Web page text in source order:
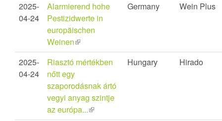
2025-
04-24
Alarmierend hohe
Pestizidwerte in
europäischen
Weinen(link
is
external)
Germany Wein Plus
2025-
04-24
Riasztó mértékben
nőtt egy
szaporodásnak ártó
vegyi anyag szintje
az európa...(link
Hungary Hirado